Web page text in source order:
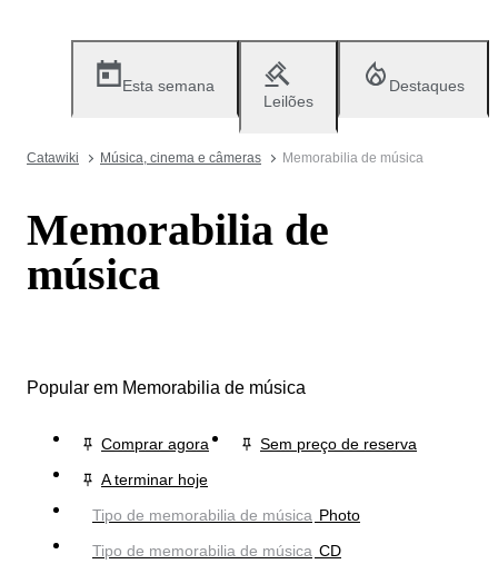
Esta semana
Leilões
Destaques
Catawiki Música, cinema e câmeras Memorabilia de música
Memorabilia de
música
Popular em Memorabilia de música
Comprar agora
Sem preço de reserva
A terminar hoje
Tipo de memorabilia de música Photo
Tipo de memorabilia de música CD